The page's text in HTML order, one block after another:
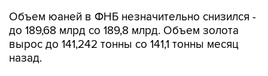
Объем юаней в ФНБ незначительно снизился -
до 189,68 млрд со 189,8 млрд. Объем золота
вырос до 141,242 тонны со 141,1 тонны месяц
назад.